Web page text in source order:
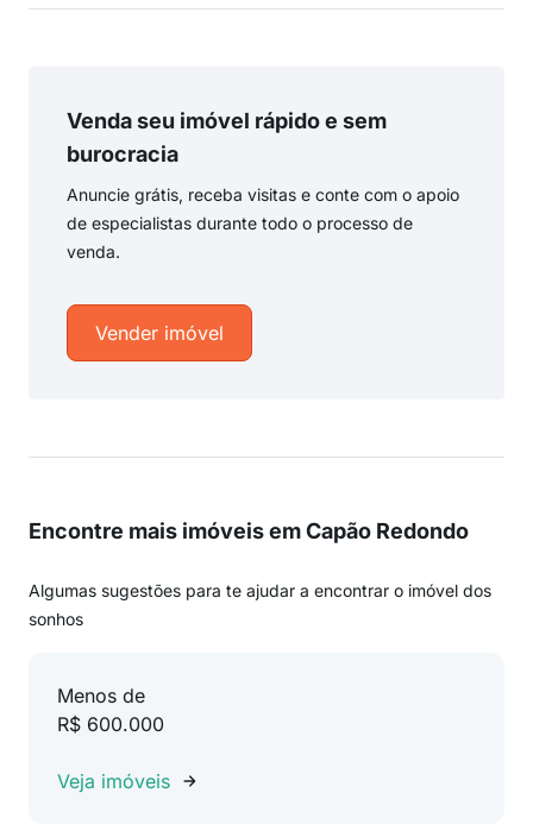
Venda seu imóvel rápido e sem
burocracia
Anuncie grátis, receba visitas e conte com o apoio
de especialistas durante todo o processo de
venda.
Vender imóvel
Encontre mais imóveis em Capão Redondo
Algumas sugestões para te ajudar a encontrar o imóvel dos
sonhos
Menos de
R$ 600.000
Veja imóveis